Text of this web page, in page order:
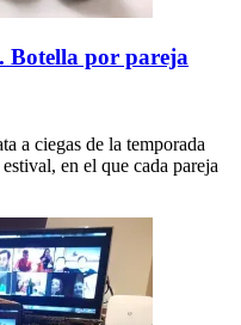
Botella por pareja
a ciegas de la temporada
en el que cada pareja